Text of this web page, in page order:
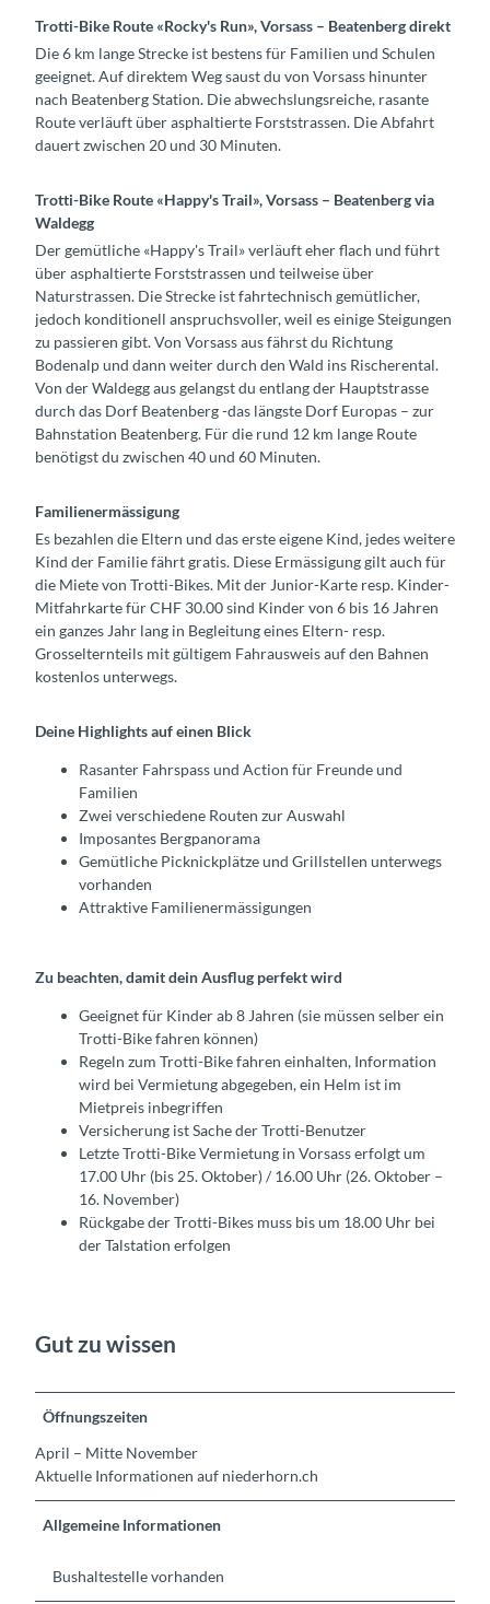
Trotti-Bike Route «Rocky's Run», Vorsass – Beatenberg direkt
Die 6 km lange Strecke ist bestens für Familien und Schulen
geeignet. Auf direktem Weg saust du von Vorsass hinunter
nach Beatenberg Station. Die abwechslungsreiche, rasante
Route verläuft über asphaltierte Forststrassen. Die Abfahrt
dauert zwischen 20 und 30 Minuten.
Trotti-Bike Route «Happy's Trail», Vorsass – Beatenberg via
Waldegg
Der gemütliche «Happy's Trail» verläuft eher flach und führt
über asphaltierte Forststrassen und teilweise über
Naturstrassen. Die Strecke ist fahrtechnisch gemütlicher,
jedoch konditionell anspruchsvoller, weil es einige Steigungen
zu passieren gibt. Von Vorsass aus fährst du Richtung
Bodenalp und dann weiter durch den Wald ins Rischerental.
Von der Waldegg aus gelangst du entlang der Hauptstrasse
durch das Dorf Beatenberg -das längste Dorf Europas – zur
Bahnstation Beatenberg. Für die rund 12 km lange Route
benötigst du zwischen 40 und 60 Minuten.
Familienermässigung
Es bezahlen die Eltern und das erste eigene Kind, jedes weitere
Kind der Familie fährt gratis. Diese Ermässigung gilt auch für
die Miete von Trotti-Bikes. Mit der Junior-Karte resp. Kinder-
Mitfahrkarte für CHF 30.00 sind Kinder von 6 bis 16 Jahren
ein ganzes Jahr lang in Begleitung eines Eltern- resp.
Grosselternteils mit gültigem Fahrausweis auf den Bahnen
kostenlos unterwegs.
Deine Highlights auf einen Blick
Rasanter Fahrspass und Action für Freunde und
Familien
Zwei verschiedene Routen zur Auswahl
Imposantes Bergpanorama
Gemütliche Picknickplätze und Grillstellen unterwegs
vorhanden
Attraktive Familienermässigungen
Zu beachten, damit dein Ausflug perfekt wird
Geeignet für Kinder ab 8 Jahren (sie müssen selber ein
Trotti-Bike fahren können)
Regeln zum Trotti-Bike fahren einhalten, Information
wird bei Vermietung abgegeben, ein Helm ist im
Mietpreis inbegriffen
Versicherung ist Sache der Trotti-Benutzer
Letzte Trotti-Bike Vermietung in Vorsass erfolgt um
17.00 Uhr (bis 25. Oktober) / 16.00 Uhr (26. Oktober –
16. November)
Rückgabe der Trotti-Bikes muss bis um 18.00 Uhr bei
der Talstation erfolgen
Gut zu wissen
Öffnungszeiten
April – Mitte November
Aktuelle Informationen auf niederhorn.ch
Allgemeine Informationen
Bushaltestelle vorhanden